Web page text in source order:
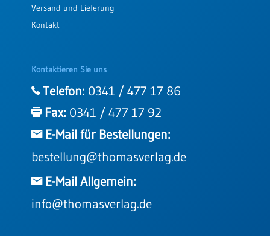
Versand und Lieferung
Kontakt
Kontaktieren Sie uns
Telefon: 0341 / 477 17 86
Fax: 0341 / 477 17 92
E-Mail für Bestellungen:
bestellung@thomasverlag.de
E-Mail Allgemein:
info@thomasverlag.de